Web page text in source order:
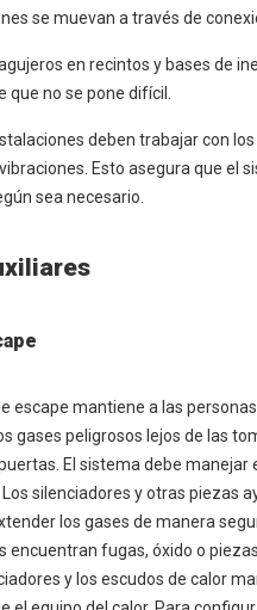
se muevan a través de
en recintos y bases de
que no se pone difícil.
deben trabajar con
Esto asegura que el
sea necesario.
escape mantiene a las
gases peligrosos lejos de las
El sistema debe manejar
silenciadores y otras piezas
los gases de manera
encuentran fugas, óxido o
y los escudos de calor